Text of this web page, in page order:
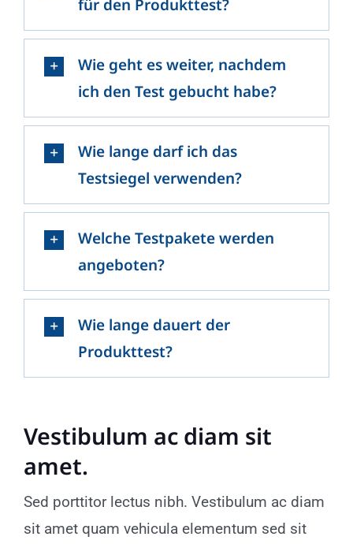
für den Produkttest?
Wie geht es weiter, nachdem
ich den Test gebucht habe?
Wie lange darf ich das
Testsiegel verwenden?
Welche Testpakete werden
angeboten?
Wie lange dauert der
Produkttest?
Vestibulum ac diam sit
amet.
Sed porttitor lectus nibh. Vestibulum ac diam
sit amet quam vehicula elementum sed sit